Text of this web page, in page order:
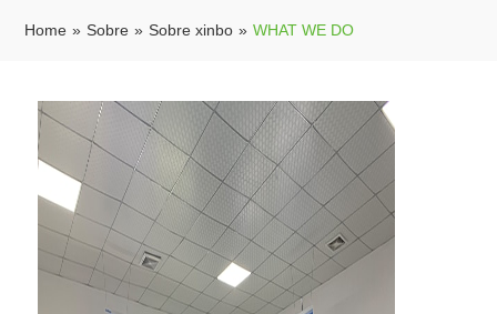
Home » Sobre » Sobre xinbo » WHAT WE DO